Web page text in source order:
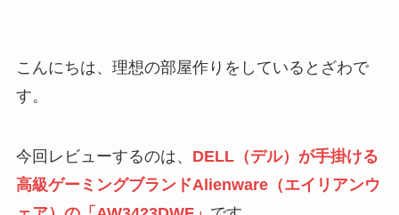
こんにちは、理想の部屋作りをしているとざわで
す。
今回レビューするのは、 DELL（デル）が手掛ける
高級ゲーミングブランドAlienware（エイリアンウ